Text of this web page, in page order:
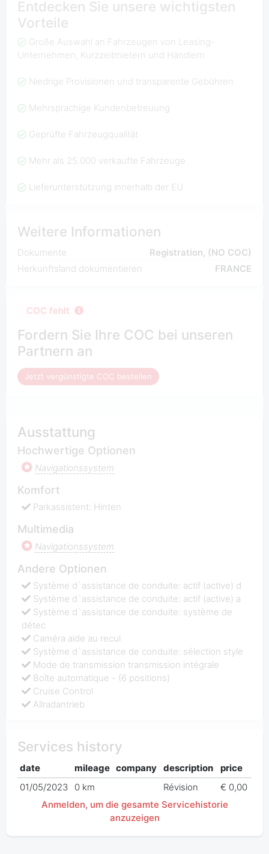
Entdecken Sie unsere wichtigsten
Vorteile
Große Auswahl an Fahrzeugen von Leasing-
Unternehmen, Kurzzeitmietern und Händlern
Niedrige Provisionen und transparente Gebühren
Mehrsprachige Kundenbetreuung
Geprüfte Fahrzeugqualität
Mehr als 25.000 verkaufte Fahrzeuge
Lieferunterstützung innerhalb der EU
Weitere Informationen
Dokumente
Registration, (NO COC)
Herkunftsland dokumentieren
FRANCE
COC fehlt
Fordern Sie Ihre COC bei unseren
Partnern an
Jetzt vergünstigte COC bestellen
Ausstattung
Hochwertige Optionen
Navigationssystem
Komfort
Parkassistent: Hinten
Multimedia
Navigationssystem
Andere Optionen
Système d`assistance de conduite: actif (active) d
Système d`assistance de conduite: actif (active) a
Système d`assistance de conduite: système de
détec
Caméra aide au recul
Système d`assistance de conduite: sélection style
Mode de transmission transmission intégrale
Boîte automatique - (6 positions)
Cruise Control
Allradantrieb
Services history
date mileage company description
price
01/05/2023
0 km Révision
€ 0,00
Anmelden, um die gesamte Servicehistorie
anzuzeigen